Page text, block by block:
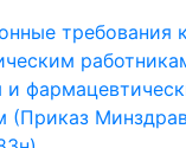
требования
(Приказ